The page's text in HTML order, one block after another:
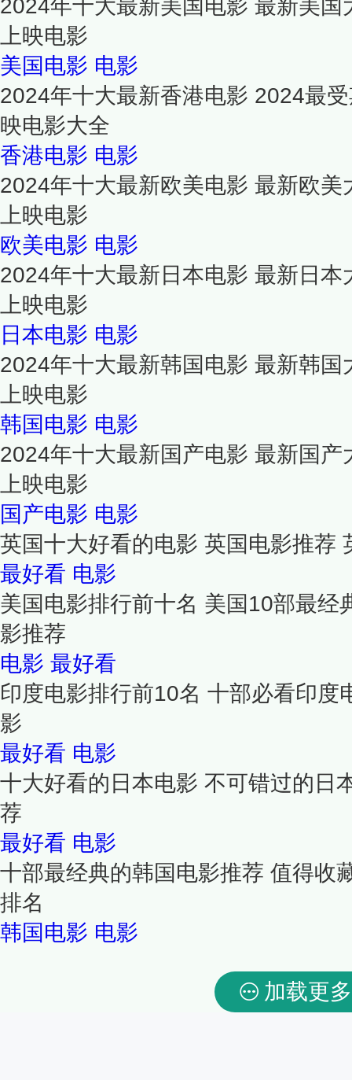
2024年十大最新美国电影 最新美
上映电影
美国电影 电影
2024年十大最新香港电影 2024最
映电影大全
香港电影 电影
2024年十大最新欧美电影 最新欧
上映电影
欧美电影 电影
2024年十大最新日本电影 最新日
上映电影
日本电影 电影
2024年十大最新韩国电影 最新韩
上映电影
韩国电影 电影
2024年十大最新国产电影 最新国
上映电影
国产电影 电影
英国十大好看的电影 英国电影推荐
最好看 电影
美国电影排行前十名 美国10部最经
影推荐
电影 最好看
印度电影排行前10名 十部必看印度
影
最好看 电影
十大好看的日本电影 不可错过的日
荐
最好看 电影
十部最经典的韩国电影推荐 值得收
排名
韩国电影 电影
加载更多